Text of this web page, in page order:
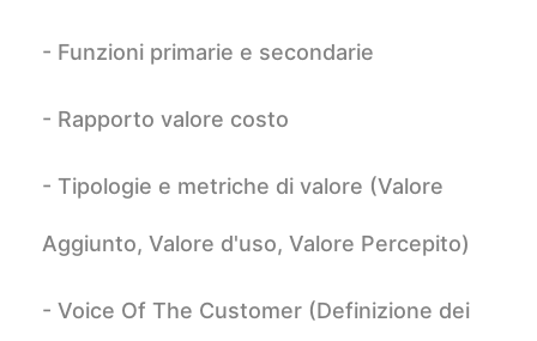
- Funzioni primarie e secondarie
- Rapporto valore costo
- Tipologie e metriche di valore (Valore
Aggiunto, Valore d'uso, Valore Percepito)
- Voice Of The Customer (Definizione dei